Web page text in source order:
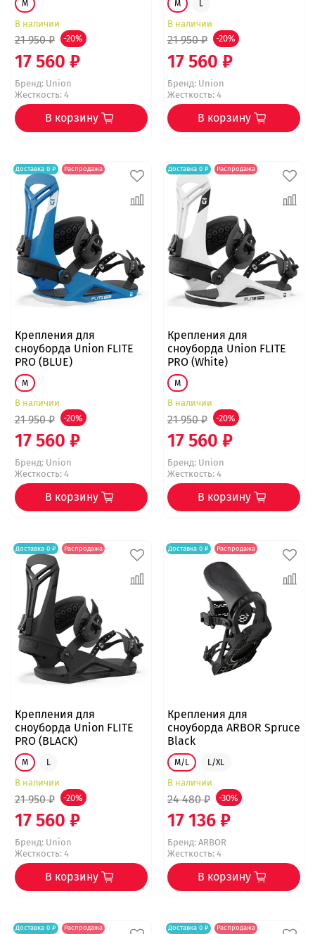
M
В наличии
21 950 ₽ -20%
17 560 ₽
Бренд:Union
Жесткость: 4
В корзину
M L
В наличии
21 950 ₽ -20%
17 560 ₽
Бренд:Union
Жесткость: 4
В корзину
Доставка 0 ₽ Распродажа
Крепления для
сноуборда Union FLITE
PRO (BLUE)
M
В наличии
21 950 ₽ -20%
17 560 ₽
Бренд:Union
Жесткость: 4
В корзину
Доставка 0 ₽ Распродажа
Крепления для
сноуборда Union FLITE
PRO (White)
M
В наличии
21 950 ₽ -20%
17 560 ₽
Бренд:Union
Жесткость: 4
В корзину
Доставка 0 ₽ Распродажа
Крепления для
сноуборда Union FLITE
PRO (BLACK)
M L
В наличии
21 950 ₽ -20%
17 560 ₽
Бренд:Union
Жесткость: 4
В корзину
Доставка 0 ₽ Распродажа
Крепления для
сноуборда ARBOR Spruce
Black
M/L L/XL
В наличии
24 480 ₽ -30%
17 136 ₽
Бренд:ARBOR
Жесткость: 4
В корзину
Доставка 0 ₽ Распродажа Доставка 0 ₽ Распродажа